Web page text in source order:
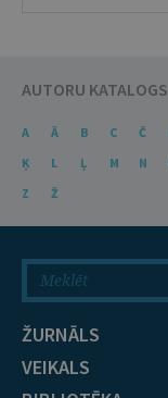
AUTORU KATALOGS
A Ā B C Č
Ķ
L Ļ M N
Z
Ž
ŽURNĀLS
VEIKALS